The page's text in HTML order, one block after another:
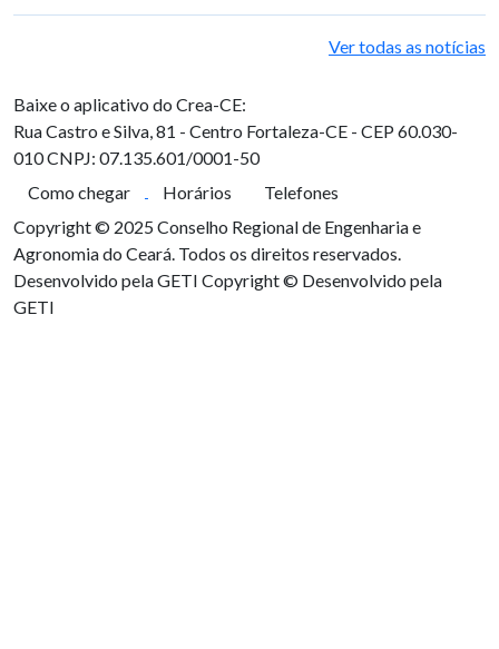
Ver todas as notícias
Baixe o aplicativo do Crea-CE:
Rua Castro e Silva, 81 - Centro Fortaleza-CE - CEP 60.030-
010CNPJ: 07.135.601/0001-50
Como chegar
Horários
Telefones
Copyright © 2025 Conselho Regional de Engenharia e
Agronomia do Ceará. Todos os direitos reservados.
Desenvolvido pela GETI Copyright © Desenvolvido pela
GETI